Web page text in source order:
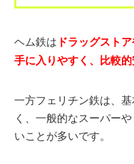
ヘム鉄は ドラッグスト
手に入りやすく、比較
一方フェリチン鉄は、
く、一般的なスーパー
いことが多いです。